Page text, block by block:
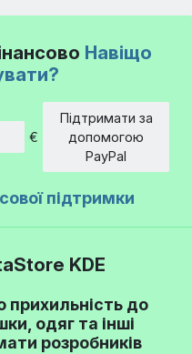
Навіщо
€
Підтримати за
допомогою
PayPal
підтримки
KDE
до
одяг та інші
розробників